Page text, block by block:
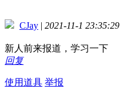
CJay | 2021-11-1 23:35:29
新人前来报道，学习一下
回复
使用道具 举报